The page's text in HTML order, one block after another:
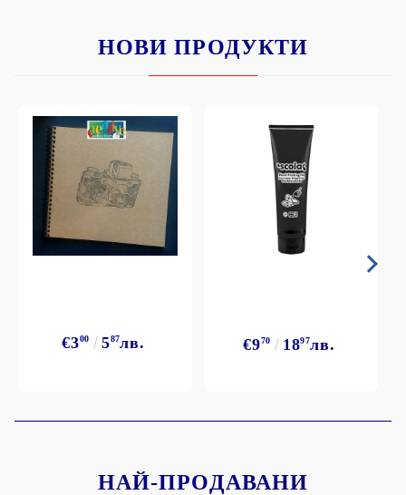
НОВИ ПРОДУКТИ
€300 587лв. €970 1897лв.
НАЙ-ПРОДАВАНИ